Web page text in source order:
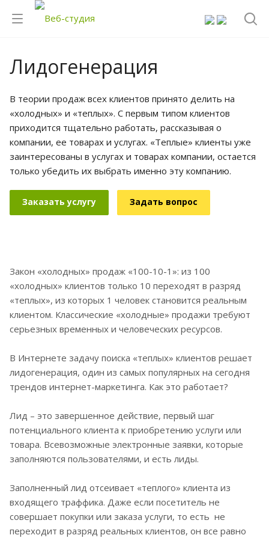
Лидогенерация
В теории продаж всех клиентов принято делить на
«холодных» и «теплых». С первым типом клиентов
приходится тщательно работать, рассказывая о
компании, ее товарах и услугах. «Теплые» клиенты уже
заинтересованы в услугах и товарах компании, остается
только убедить их выбрать именно эту компанию.
Заказать услугу Задать вопрос
Закон «холодных» продаж «100-10-1»: из 100
«холодных» клиентов только 10 переходят в разряд
«теплых», из которых 1 человек становится реальным
клиентом. Классические «холодные» продажи требуют
серьезных временных и человеческих ресурсов.
В Интернете задачу поиска «теплых» клиентов решает
лидогенерация, один из самых популярных на сегодня
трендов интернет-маркетинга. Как это работает?
Лид – это завершенное действие, первый шаг
потенциального клиента к приобретению услуги или
товара. Всевозможные электронные заявки, которые
заполняются пользователями, и есть лиды.
Заполненный лид отсеивает «теплого» клиента из
входящего траффика. Даже если посетитель не
совершает покупки или заказа услуги, то есть не
переходит в разряд реальных клиентов, он все равно